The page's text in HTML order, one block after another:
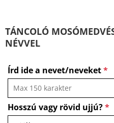
TÁNCOLÓ
NÉVVEL
Írd ide a nevet/neveket*
Hosszú vagy rövid ujjú?*